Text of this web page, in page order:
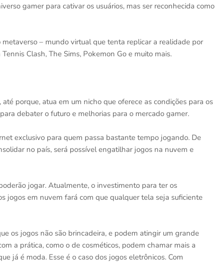
gamer para cativar os usuários, mas ser reconhecida como
– mundo virtual que tenta replicar a realidade por
Clash, The Sims, Pokemon Go e muito mais.
porque, atua em um nicho que oferece as condições para os
debater o futuro e melhorias para o mercado gamer.
exclusivo para quem passa bastante tempo jogando. De
no país, será possível engatilhar jogos na nuvem e
jogar. Atualmente, o investimento para ter os
jogos em nuvem fará com que qualquer tela seja suficiente
os jogos não são brincadeira, e podem atingir um grande
a prática, como o de cosméticos, podem chamar mais a
já é moda. Esse é o caso dos jogos eletrônicos. Com